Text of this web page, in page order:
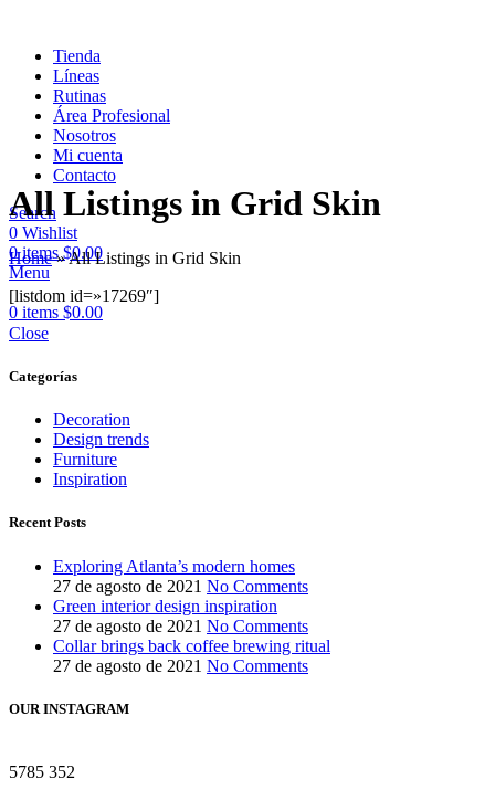
Tienda
Líneas
Rutinas
Área Profesional
Nosotros
Mi cuenta
Contacto
Search
0 Wishlist
0items $0.00
Menu
0 items $0.00
All Listings in Grid Skin
Home»All Listings in Grid Skin
[listdom id=»17269″]
Close
Categorías
Decoration
Design trends
Furniture
Inspiration
Recent Posts
Exploring Atlanta’s modern homes
27 de agosto de 2021 No Comments
Green interior design inspiration
27 de agosto de 2021 No Comments
Collar brings back coffee brewing ritual
27 de agosto de 2021 No Comments
OUR INSTAGRAM
5785 352